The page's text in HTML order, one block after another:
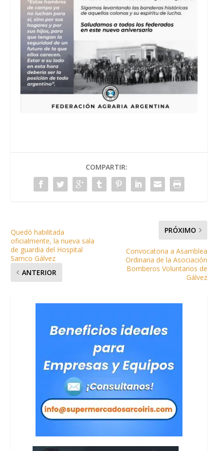
COMPARTIR:
Quedó habilitada
oficialmente, la nueva sala
de guardia del Hospital
Samco Gálvez
ANTERIOR
PRÓXIMO
Convocatoria a Asamblea
Ordinaria de la Asociación
Bomberos Voluntarios de
Gálvez